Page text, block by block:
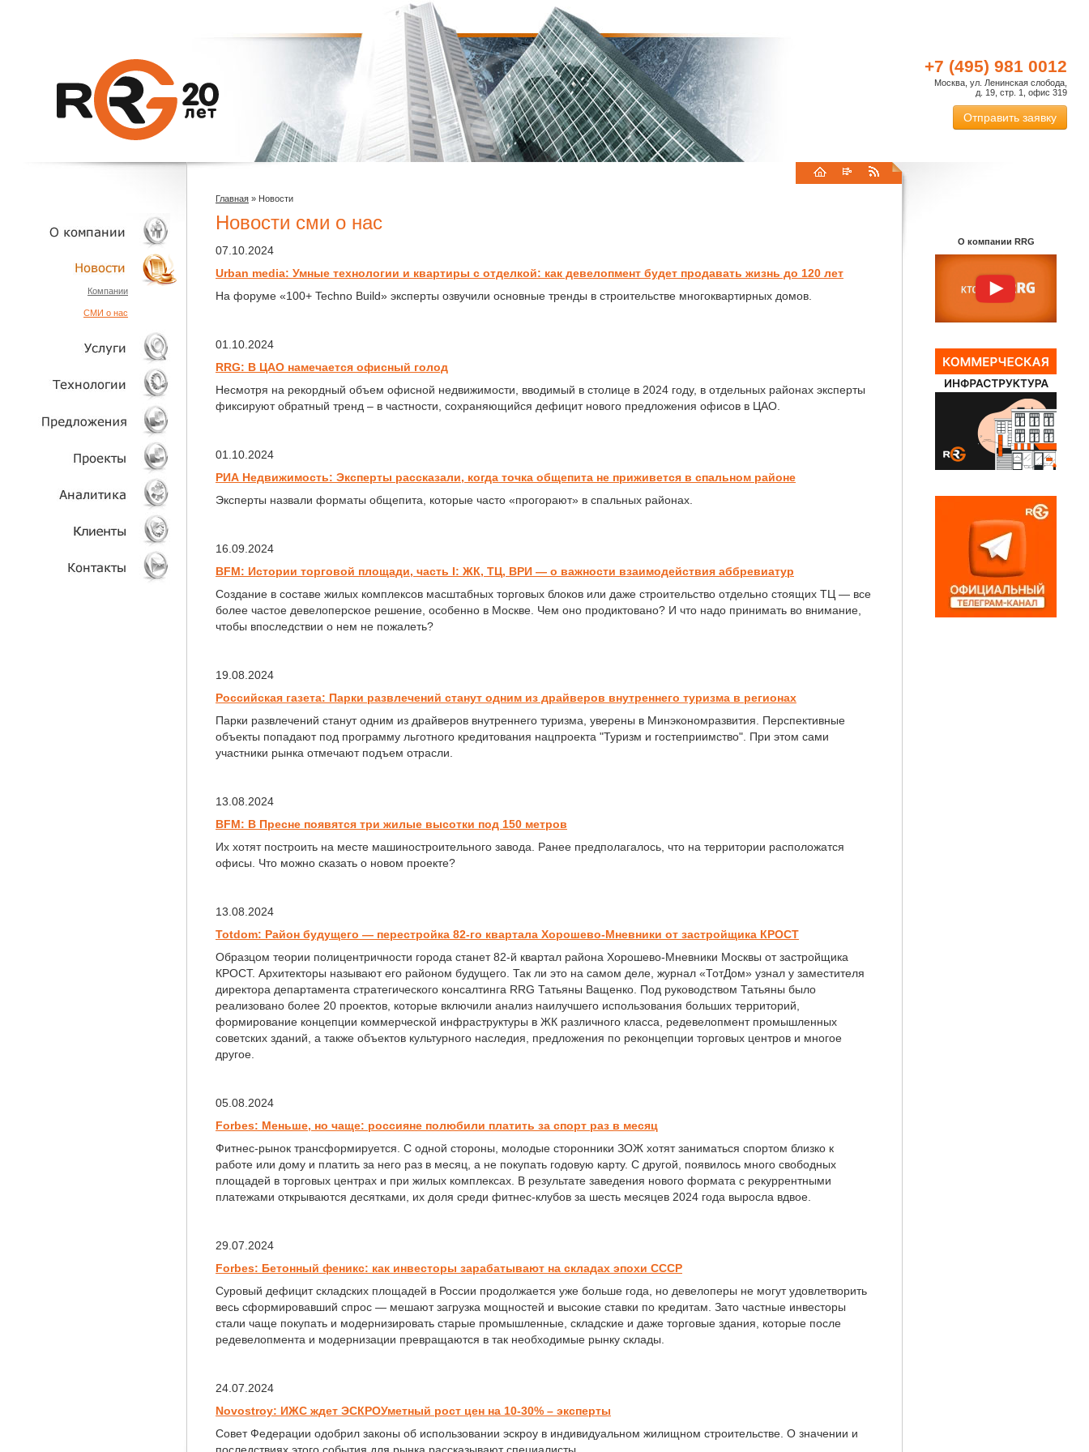
+7 (495) 981 0012
Москва, ул. Ленинская слобода,
д. 19, стр. 1, офис 319
Отправить заявку
О КОМПАНИИ
НОВОСТИ
Компании
СМИ о нас
УСЛУГИ
ТЕХНОЛОГИИ
ОБЪЕКТЫ
ПРОЕКТЫ
АНАЛИТИКА
КЛИЕНТЫ
Главная » Новости
Новости сми о нас
07.10.2024
Urban media: Умные технологии и квартиры с отделкой: как девелопмент будет продавать жизнь до 120 лет
На форуме «100+ Techno Build» эксперты озвучили основные тренды в строительстве многоквартирных домов.
01.10.2024
RRG: В ЦАО намечается офисный голод
Несмотря на рекордный объем офисной недвижимости, вводимый в столице в 2024 году, в отдельных районах эксперты
фиксируют обратный тренд – в частности, сохраняющийся дефицит нового предложения офисов в ЦАО.
01.10.2024
РИА Недвижимость: Эксперты рассказали, когда точка общепита не приживется в спальном районе
Эксперты назвали форматы общепита, которые часто «прогорают» в спальных районах.
16.09.2024
BFM: Истории торговой площади, часть I: ЖК, ТЦ, ВРИ — о важности взаимодействия аббревиатур
Создание в составе жилых комплексов масштабных торговых блоков или даже строительство отдельно стоящих ТЦ — все
более частое девелоперское решение, особенно в Москве. Чем оно продиктовано? И что надо принимать во внимание,
чтобы впоследствии о нем не пожалеть?
19.08.2024
Российская газета: Парки развлечений станут одним из драйверов внутреннего туризма в регионах
Парки развлечений станут одним из драйверов внутреннего туризма, уверены в Минэкономразвития. Перспективные
объекты попадают под программу льготного кредитования нацпроекта "Туризм и гостеприимство". При этом сами
участники рынка отмечают подъем отрасли.
13.08.2024
BFM: В Пресне появятся три жилые высотки под 150 метров
Их хотят построить на месте машиностроительного завода. Ранее предполагалось, что на территории расположатся
офисы. Что можно сказать о новом проекте?
13.08.2024
Totdom: Район будущего — перестройка 82-го квартала Хорошево-Мневники от застройщика КРОСТ
Образцом теории полицентричности города станет 82-й квартал района Хорошево-Мневники Москвы от застройщика
КРОСТ. Архитекторы называют его районом будущего. Так ли это на самом деле, журнал «ТотДом» узнал у заместителя
директора департамента стратегического консалтинга RRG Татьяны Ващенко. Под руководством Татьяны было
реализовано более 20 проектов, которые включили анализ наилучшего использования больших территорий,
формирование концепции коммерческой инфраструктуры в ЖК различного класса, редевелопмент промышленных
советских зданий, а также объектов культурного наследия, предложения по реконцепции торговых центров и многое
другое.
05.08.2024
Forbes: Меньше, но чаще: россияне полюбили платить за спорт раз в месяц
Фитнес-рынок трансформируется. С одной стороны, молодые сторонники ЗОЖ хотят заниматься спортом близко к
работе или дому и платить за него раз в месяц, а не покупать годовую карту. С другой, появилось много свободных
площадей в торговых центрах и при жилых комплексах. В результате заведения нового формата с рекуррентными
платежами открываются десятками, их доля среди фитнес-клубов за шесть месяцев 2024 года выросла вдвое.
29.07.2024
Forbes: Бетонный феникс: как инвесторы зарабатывают на складах эпохи СССР
Суровый дефицит складских площадей в России продолжается уже больше года, но девелоперы не могут удовлетворить
весь сформировавший спрос — мешают загрузка мощностей и высокие ставки по кредитам. Зато частные инвесторы
стали чаще покупать и модернизировать старые промышленные, складские и даже торговые здания, которые после
редевелопмента и модернизации превращаются в так необходимые рынку склады.
24.07.2024
Novostroy: ИЖС ждет ЭСКРОУметный рост цен на 10-30% – эксперты
Совет Федерации одобрил законы об использовании эскроу в индивидуальном жилищном строительстве. О значении и
О компании RRG